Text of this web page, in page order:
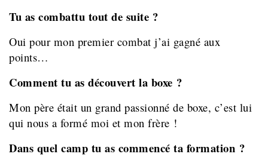
Tu as combattu tout de suite ?
Oui pour mon premier combat j’ai gagné aux
points…
Comment tu as découvert la boxe ?
Mon père était un grand passionné de boxe, c’est lui
qui nous a formé moi et mon frère !
Dans quel camp tu as commencé ta formation ?